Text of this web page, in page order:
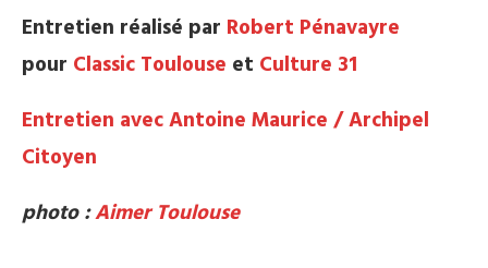
Entretien réalisé par Robert Pénavayre
pour Classic Toulouse et Culture 31
Entretien avec Antoine Maurice / Archipel
Citoyen
photo :Aimer Toulouse